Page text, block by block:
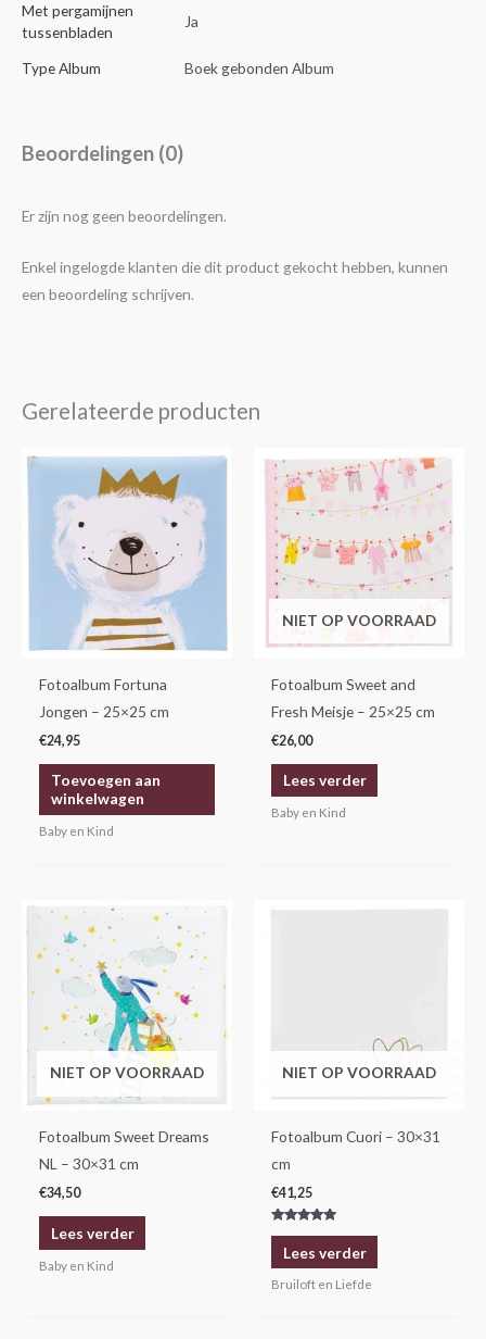
Met pergamijnen
tussenbladen
Ja
Type Album Boek gebonden Album
Beoordelingen (0)
Er zijn nog geen beoordelingen.
Enkel ingelogde klanten die dit product gekocht hebben, kunnen
een beoordeling schrijven.
Gerelateerde producten
Fotoalbum Fortuna
Jongen – 25×25 cm
€24,95
Toevoegen aan
winkelwagen
Baby en Kind
NIET OP VOORRAAD
Fotoalbum Sweet and
Fresh Meisje – 25×25 cm
€26,00
Lees verder
Baby en Kind
NIET OP VOORRAAD
Fotoalbum Sweet Dreams
NL – 30×31 cm
€34,50
Lees verder
Baby en Kind
NIET OP VOORRAAD
Fotoalbum Cuori – 30×31
cm
€41,25
Gewaardeerd
5.00
uit 5Lees verder
Bruiloft en Liefde